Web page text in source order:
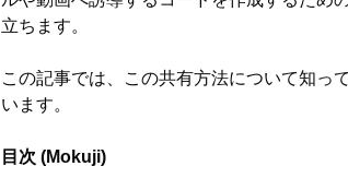
立ちます。
この記事では、この共有方法について知っ
います。
目次 (Mokuji)